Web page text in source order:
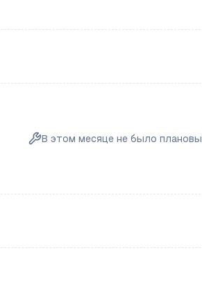
В этом месяце не было